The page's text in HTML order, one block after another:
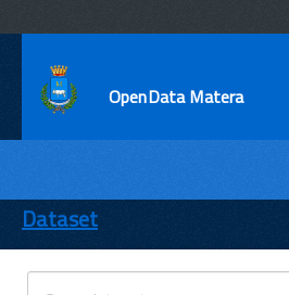
OpenData Matera
ENTI
TEMI
INFORMAZIONI
Dataset